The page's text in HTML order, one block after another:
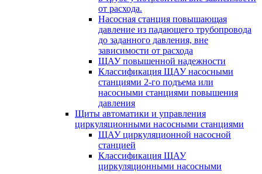
от расхода.
Насосная станция повышающая
давление из падающего трубопровода
до заданного давления, вне
зависимости от расхода
ЩАУ повышенной надежности
Классификация ЩАУ насосными
станциями 2-го подъема или
насосными станциями повышения
давления
Щиты автоматики и управления
циркуляционными насосными станциями
ЩАУ циркуляционной насосной
станцией
Классификация ЩАУ
циркуляционными насосными